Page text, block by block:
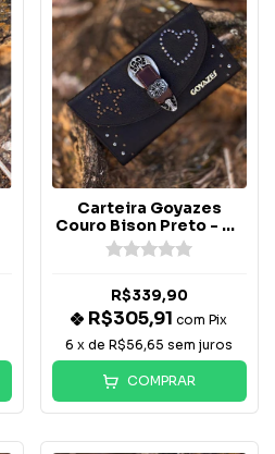
Carteira Goyazes
Couro Bison Preto - C-
2631
R$339,90
R$305,91com Pix
6 x deR$56,65 sem juros
COMPRAR